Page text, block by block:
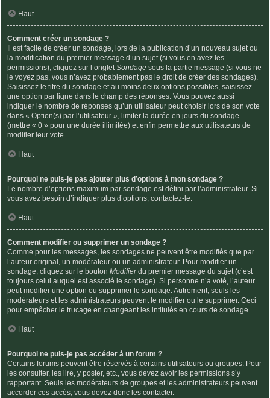
Haut
Comment créer un sondage ?
Il est facile de créer un sondage, lors de la publication d’un nouveau sujet ou
la modification du premier message d’un sujet (si vous en avez les
permissions), cliquez sur l’ongletSondage sous la partie message (si vous ne
le voyez pas, vous n’avez probablement pas le droit de créer des sondages).
Saisissez le titre du sondage et au moins deux options possibles, saisissez
une option par ligne dans le champ des réponses. Vous pouvez aussi
indiquer le nombre de réponses qu’un utilisateur peut choisir lors de son vote
dans « Option(s) par l’utilisateur », limiter la durée en jours du sondage
(mettre « 0 » pour une durée illimitée) et enfin permettre aux utilisateurs de
modifier leur vote.
Haut
Pourquoi ne puis-je pas ajouter plus d’options à mon sondage ?
Le nombre d’options maximum par sondage est défini par l’administrateur. Si
vous avez besoin d’indiquer plus d’options, contactez-le.
Haut
Comment modifier ou supprimer un sondage ?
Comme pour les messages, les sondages ne peuvent être modifiés que par
l’auteur original, un modérateur ou un administrateur. Pour modifier un
sondage, cliquez sur le bouton Modifierdu premier message du sujet (c’est
toujours celui auquel est associé le sondage). Si personne n’a voté, l’auteur
peut modifier une option ou supprimer le sondage. Autrement, seuls les
modérateurs et les administrateurs peuvent le modifier ou le supprimer. Ceci
pour empêcher le trucage en changeant les intitulés en cours de sondage.
Haut
Pourquoi ne puis-je pas accéder à un forum ?
Certains forums peuvent être réservés à certains utilisateurs ou groupes. Pour
les consulter, les lire, y poster, etc., vous devez avoir les permissions s’y
rapportant. Seuls les modérateurs de groupes et les administrateurs peuvent
accorder ces accès, vous devez donc les contacter.